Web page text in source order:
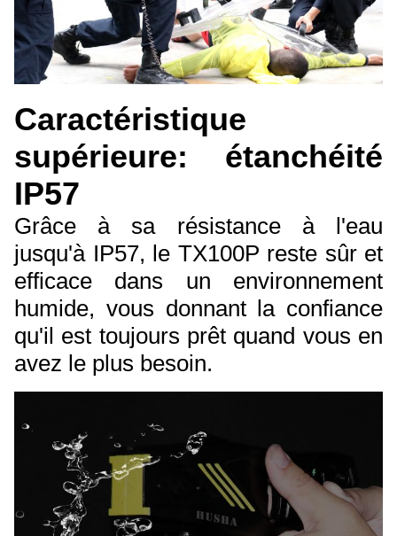
Caractéristique
supérieure: étanchéité
IP57
Grâce à sa résistance à l'eau
jusqu'à IP57, le TX100P reste sûr et
efficace dans un environnement
humide, vous donnant la confiance
qu'il est toujours prêt quand vous en
avez le plus besoin.